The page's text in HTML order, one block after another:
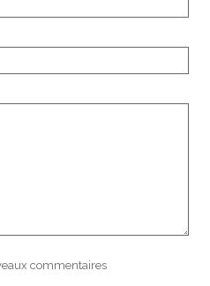
commentaires